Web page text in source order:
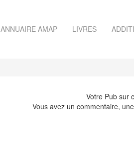
ANNUAIRE AMAP LIVRES
Votre Pub sur
Vous avez un commentaire,